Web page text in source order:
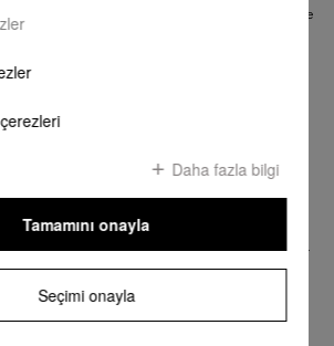
temizleme maddesi Bulaşık ve çamaşır makinesinde
bilgileri
temizleme maddesi Bulaşık ve çamaşır
kokuları giderir
Daha fazla bilgi
Seçimi onayla
Tamamını onayla